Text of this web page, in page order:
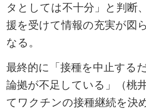
タとしては不十分」と判断
援を受けて情報の充実が図
なる。
最終的に「接種を中止する
論拠が不足している」（桃
てワクチンの接種継続を決